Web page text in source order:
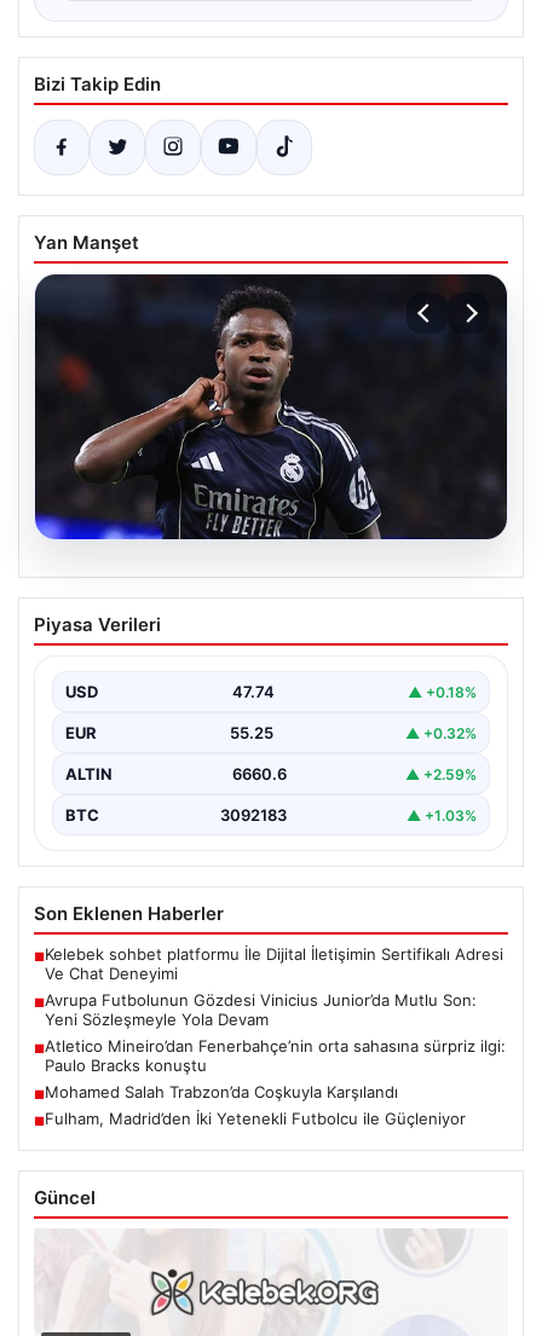
Bizi Takip Edin
Yan Manşet
07.08.2026
Avrupa Futbolunun Gözdesi Vinicius
Junior’da Mutlu Son: Yeni Sözleşmeyle
Avrupa futbol arenasında büyük yankı uyandıran
kariyerinde yeni bir…
Piyasa Verileri
USD 47.74 ▲ +0.18%
EUR 55.25 ▲ +0.32%
ALTIN 6660.6 ▲ +2.59%
BTC 3092183 ▲ +1.03%
Son Eklenen Haberler
■Kelebek sohbet platformu İle Dijital İletişimin Sertifikalı Adresi
Ve Chat Deneyimi
■Avrupa Futbolunun Gözdesi Vinicius Junior’da Mutlu Son:
Yeni Sözleşmeyle Yola Devam
■Atletico Mineiro’dan Fenerbahçe’nin orta sahasına sürpriz ilgi:
Paulo Bracks konuştu
■Mohamed Salah Trabzon’da Coşkuyla Karşılandı
■Fulham, Madrid’den İki Yetenekli Futbolcu ile Güçleniyor
Güncel